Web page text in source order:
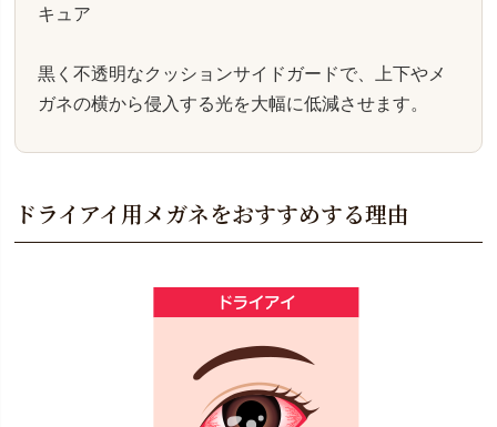
キュア
黒く不透明なクッションサイドガードで、上下やメ
ガネの横から侵入する光を大幅に低減させます。
ドライアイ用メガネをおすすめする理由